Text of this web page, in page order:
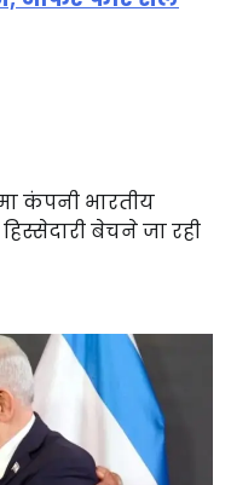
कंपनी भारतीय
बेचने जा रही